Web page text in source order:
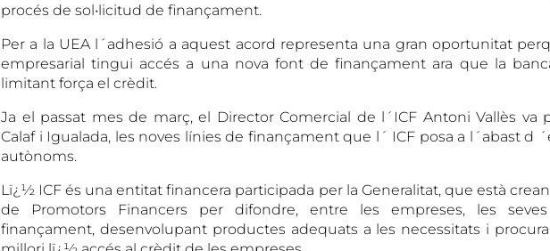
procés de sol•licitud de finançament.
Per a la UEA l´adhesió a aquest acord representa una gran oportunitat
empresarial tingui accés a una nova font de finançament ara que la
limitant força el crèdit.
Ja el passat mes de març, el Director Comercial de l´ICF Antoni Vallès va
Calaf i Igualada, les noves línies de finançament que l´ ICF posa a l´abast d
autònoms.
Lï¿½ ICF és una entitat financera participada per la Generalitat, que està
de Promotors Financers per difondre, entre les empreses, les
finançament, desenvolupant productes adequats a les necessitats i